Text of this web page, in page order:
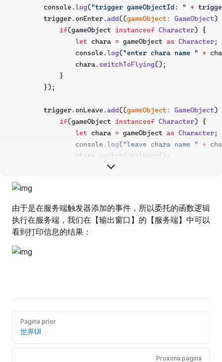
        console.
log("trigger gameObjectId: " +
        trigger.onEnter.
add((gameObject : GameObject)
if(gameObject instanceof Character) {
let chara = gameObject as Character;
                console.
log("enter chara name " +
                chara.
switchToFlying();
            }
        });
        trigger.onLeave.
add((gameObject : GameObject)
if(gameObject instanceof Character) {
let chara = gameObject as Character;
                console.
log("leave chara name " +
                chara.
switchToWalking();
    }
由于是在服务端触发器添加的事件，所以委托的函数逻辑
执行在服务端，我们在【输出窗口】的【服务端】中可以
看到打印信息的结果：
Pagina prior
世界UI
Proxima pagina